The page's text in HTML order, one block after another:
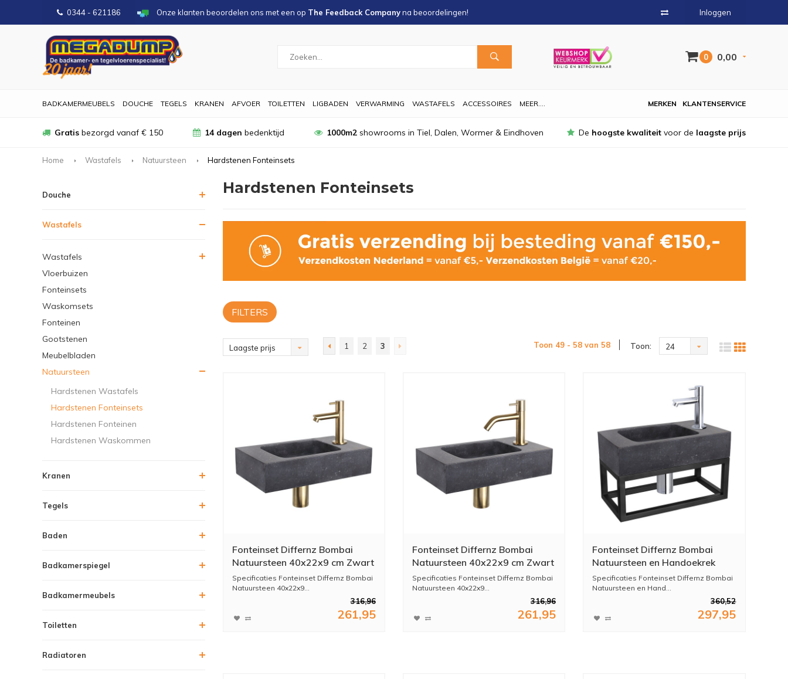
0344 - 621186 Onze klanten beoordelen ons met een op The Feedback Companyna beoordelingen! Inloggen
0 0,00
BADKAMERMEUBELS DOUCHE TEGELS KRANEN AFVOER TOILETTEN LIGBADEN VERWARMING WASTAFELS ACCESSOIRES MEER.... KLANTENSERVICE
MERKEN
Gratis bezorgd vanaf € 150 14 dagen bedenktijd 1000m2showrooms in Tiel, Dalen, Wormer & Eindhoven De hoogste kwaliteit voor de laagste prijs
Home Wastafels Natuursteen Hardstenen Fonteinsets
Douche
Wastafels
Wastafels
Vloerbuizen
Fonteinsets
Waskomsets
Fonteinen
Gootstenen
Meubelbladen
Natuursteen
Hardstenen Wastafels
Hardstenen Fonteinsets
Hardstenen Fonteinen
Hardstenen Waskommen
Kranen
Tegels
Baden
Badkamerspiegel
Badkamermeubels
Toiletten
Radiatoren
Hardstenen Fonteinsets
FILTERS
Laagste prijs 1 2 3 Toon 49 - 58 van 58 Toon: 24
Fonteinset Differnz Bombai
Natuursteen 40x22x9 cm Zwart
Met Rechte Kraan Mat Goud
Specificaties Fonteinset Differnz Bombai
Natuursteen 40x22x9...
316,96
261,95
Fonteinset Differnz Bombai
Natuursteen 40x22x9 cm Zwart
Met Gebogen Kraan Mat Goud
Specificaties Fonteinset Differnz Bombai
Natuursteen 40x22x9...
316,96
261,95
Fonteinset Differnz Bombai
Natuursteen en Handoekrek
40x22x9 cm Zwart Met Rechte
Kraan Chroom
Specificaties Fonteinset Differnz Bombai
Natuursteen en Hand...
360,52
297,95